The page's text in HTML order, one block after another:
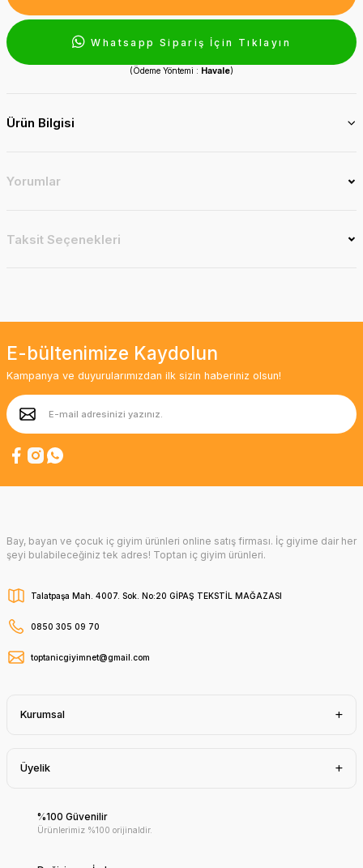
Whatsapp Sipariş İçin Tıklayın
(Ödeme Yöntemi : Havale)
Ürün Bilgisi
Yorumlar
Taksit Seçenekleri
E-bültenimize Kaydolun
Kampanya ve duyurularımızdan ilk sizin haberiniz olsun!
Bay, bayan ve çocuk iç giyim ürünleri online satış firması. İç giyime dair her
şeyi bulabileceğiniz tek adres! Toptan iç giyim ürünleri.
Talatpaşa Mah. 4007. Sok. No:20 GİPAŞ TEKSTİL MAĞAZASI
0850 305 09 70
toptanicgiyimnet@gmail.com
Kurumsal
Üyelik
%100 Güvenilir
Ürünlerimiz %100 orijinaldir.